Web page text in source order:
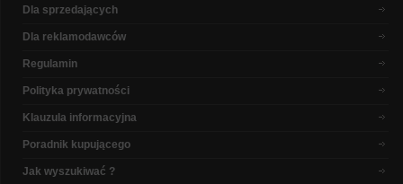
Dla sprzedających
Dla reklamodawców
Regulamin
Polityka prywatności
Klauzula informacyjna
Poradnik kupującego
Jak wyszukiwać ?